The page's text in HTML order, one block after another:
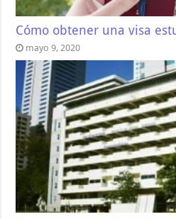
Cómo obtener una visa
mayo 9, 2020